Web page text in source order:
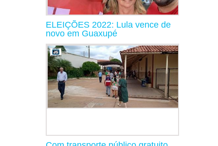
ELEIÇÕES 2022: Lula vence de
novo em Guaxupé